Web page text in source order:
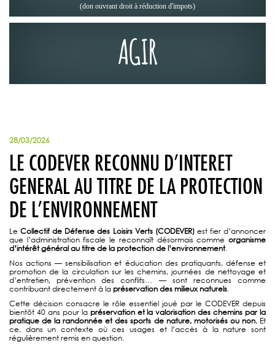
(don ouvrant droit à réduction d'impots)
AGIR
28/03/2026
LE CODEVER RECONNU D’INTERET
GENERAL AU TITRE DE LA PROTECTION
DE L’ENVIRONNEMENT
LeCollectif de Défense des Loisirs Verts (CODEVER)est fier d’annoncer
que l’administration fiscale le reconnaît désormais comme organisme
d’intérêt général au titre de la protection de l’environnement.
Nos actions — sensibilisation et éducation des pratiquants, défense et
promotion de la circulation sur les chemins, journées de nettoyage et
d’entretien, prévention des conflits… — sont reconnues comme
contribuant directement à la préservation des milieux naturels.
Cette décision consacre le rôle essentiel joué par le CODEVER depuis
bientôt 40 ans pour la préservation et la valorisation des chemins par la
pratique de la randonnée et des sports de nature, motorisés ou non. Et
ce, dans un contexte où ces usages et l’accès à la nature sont
régulièrement remis en question.